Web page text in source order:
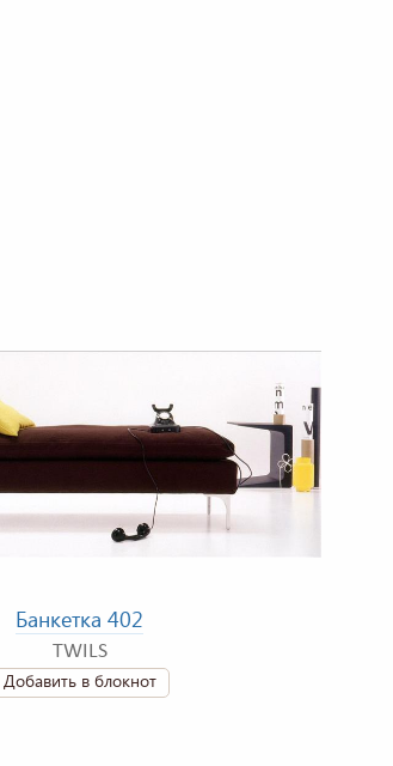
Банкетка 402
TWILS
Добавить в блокнот